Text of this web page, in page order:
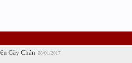
Gãy Chân 08/01/2017